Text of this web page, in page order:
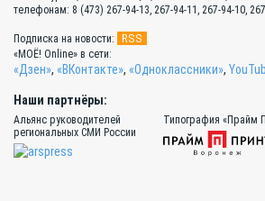
телефонам: 8 (473) 267-94-13, 267-94-11, 267-94-10,
Подписка на новости: RSS
«МОЁ! Online» в сети:
«Дзен», «ВКонтакте», «Одноклассники»,
Наши партнёры:
Альянс руководителей
региональных СМИ России
Типография «Прайм